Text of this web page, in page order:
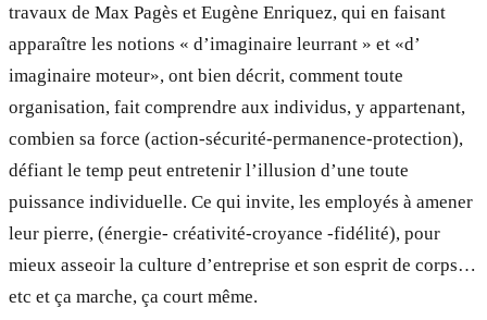
travaux de Max Pagès et Eugène Enriquez, qui en faisant
apparaître les notions « d’imaginaire leurrant » et «d’
imaginaire moteur», ont bien décrit, comment toute
organisation, fait comprendre aux individus, y appartenant,
combien sa force (action-sécurité-permanence-protection),
défiant le temp peut entretenir l’illusion d’une toute
puissance individuelle. Ce qui invite, les employés à amener
leur pierre, (énergie- créativité-croyance -fidélité), pour
mieux asseoir la culture d’entreprise et son esprit de corps…
etc et ça marche, ça court même.